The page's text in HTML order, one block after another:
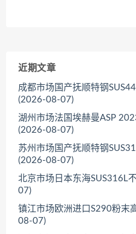
近期文章
成都市场国产抚顺特钢
(2026-08-07)
湖州市场法国埃赫曼ASP
(2026-08-07)
苏州市场国产抚顺特钢
(2026-08-07)
北京市场日本东海SUS316L
07)
镇江市场欧洲进口S290粉末
08-07)